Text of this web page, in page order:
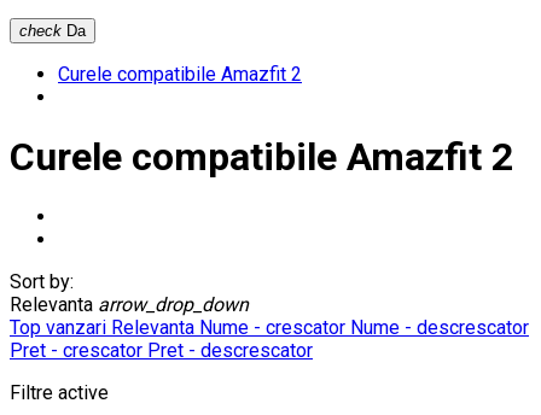
check Da
Curele compatibile Amazfit 2
Curele compatibile Amazfit 2
Sort by:
Relevanta arrow_drop_down
Top vanzari Relevanta Nume - crescator Nume - descrescator
Pret - crescator Pret - descrescator
Filtre active